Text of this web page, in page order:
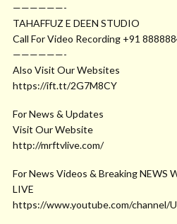
——————-
TAHAFFUZ E DEEN STUDIO
Call For Video Recording +91
——————-
Also Visit Our Websites
https://ift.tt/2G7M8CY
For News & Updates
Visit Our Website
http://mrftvlive.com/
For News Videos & Breaking NEWS
LIVE
https://www.youtube.com/channel/